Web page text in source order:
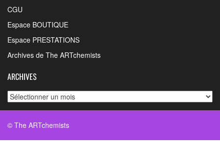
CGU
Espace BOUTIQUE
Espace PRESTATIONS
Archives de The ARTchemists
ARCHIVES
Archives
© The ARTchemists